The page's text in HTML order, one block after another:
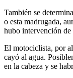
También se
o esta madrugada,
hubo intervención de
El motociclista, por
cayó al agua.
en la cabeza y se